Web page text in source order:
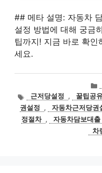
## 메타 설명: 자동차
설정 방법에 대해 궁금
팁까지! 지금 바로 확
세요.
테
태
그
근저당설정 , 꿀팁공
권설정
, 자동차근저당권
정절차 , 자동차담보대출
차